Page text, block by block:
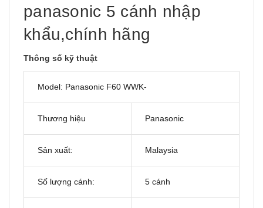
panasonic 5 cánh nhập
khẩu,chính hãng
Thông số kỹ thuật
Model: Panasonic F60 WWK-
Thương hiệu Panasonic
Sản xuất: Malaysia
Số lượng cánh: 5 cánh